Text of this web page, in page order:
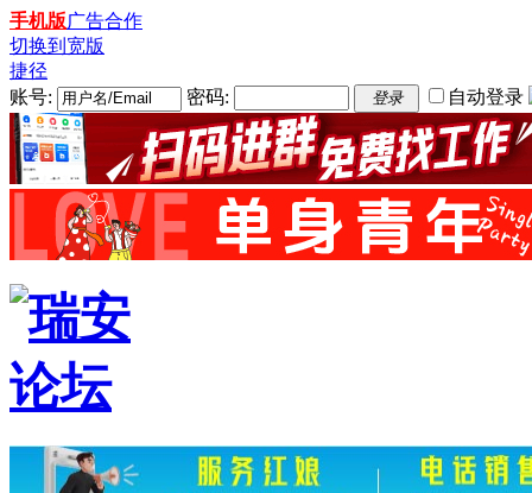
手机版广告合作
切换到宽版
捷径
账号:
密码: 登录 自动登录